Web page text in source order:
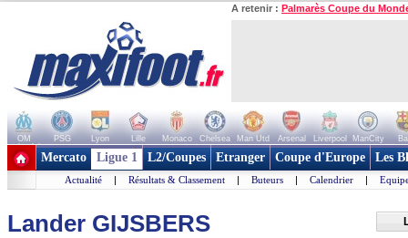
A retenir : Palmarès Coupe du
OM PSG Lyon Lille Monaco Chelsea Man Utd Arsenal Liverpool ManCity
+ de clubs
Mercato Ligue 1 L2/Coupes Etranger Coupe d'Europe Les
Actualité | Résultats & Classement | Buteurs | Calendrier |
Lander GIJSBERS